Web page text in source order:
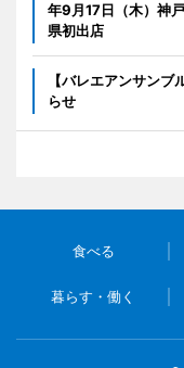
年9月17日（木）神
県初出店
【バレエアンサン
らせ
食べる
暮らす・働く